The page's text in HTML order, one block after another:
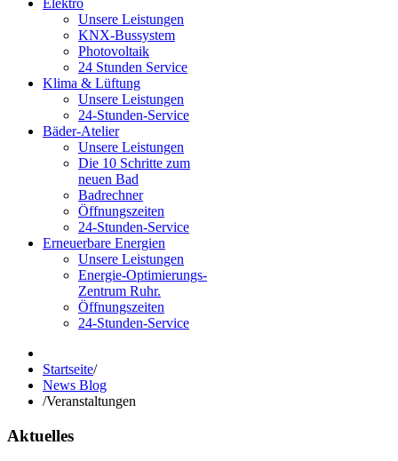
Elektro
Unsere Leistungen
KNX-Bussystem
Photovoltaik
24 Stunden Service
Klima & Lüftung
Unsere Leistungen
24-Stunden-Service
Bäder-Atelier
Unsere Leistungen
Die 10 Schritte zum
neuen Bad
Badrechner
Öffnungszeiten
24-Stunden-Service
Erneuerbare Energien
Unsere Leistungen
Energie-Optimierungs-
Zentrum Ruhr.
Öffnungszeiten
24-Stunden-Service
Startseite/
News Blog
/Veranstaltungen
Aktuelles